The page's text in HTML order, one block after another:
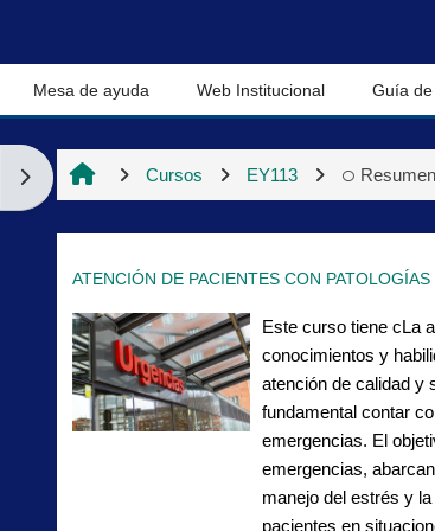
Mesa de ayuda Web Institucional Guía
Abrir cajón de bloques
Cursos EY113 Resumen
ATENCIÓN DE PACIENTES CON
Este curso tiene cLa
conocimientos y
atención de calidad y
fundamental contar
emergencias. El
emergencias,
manejo del estrés y
pacientes en